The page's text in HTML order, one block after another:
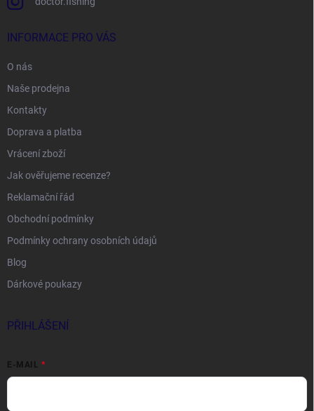
INFORMACE PRO VÁS
O nás
Naše prodejna
Kontakty
Doprava a platba
Vrácení zboží
Jak ověřujeme recenze?
Reklamační řád
Obchodní podmínky
Podmínky ochrany osobních údajů
Blog
Dárkové poukazy
PŘIHLÁŠENÍ
E-MAIL